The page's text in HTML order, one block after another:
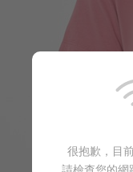
很抱歉，目
請檢查您的網